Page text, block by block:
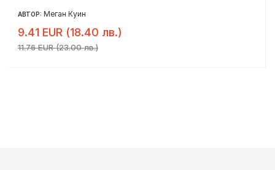
АВТОР: Меган Куин
9.41 EUR (18.40 лв.)
11.76 EUR (23.00 лв.)